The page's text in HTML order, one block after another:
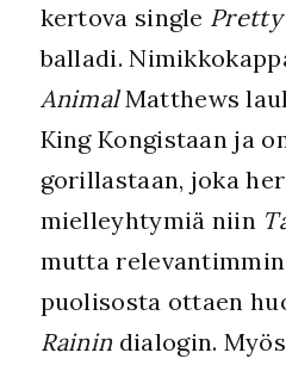
kertova single Pretty
balladi.
AnimalMatthews
King Kongistaan ja
gorillastaan, joka
mielleyhtymiä niin
mutta
puolisosta ottaen
Rainin dialogin.